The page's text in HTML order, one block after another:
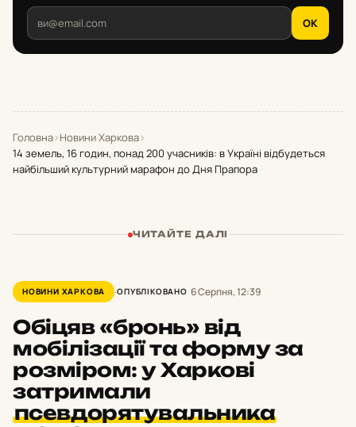
OK
Головна›Новини Харкова›
14 земель, 16 годин, понад 200 учасників: в Україні відбудеться
найбільший культурний марафон до Дня Прапора
ЧИТАЙТЕ ДАЛІ
НОВИНИ ХАРКОВА ОПУБЛІКОВАНО 6 Серпня, 12:39
Обіцяв «бронь» від
мобілізації та форму за
розміром: у Харкові
затримали
псевдорятувальника